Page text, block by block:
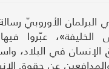
الأوروبيّ
عبّروا
في البلاد،
عن حقوق